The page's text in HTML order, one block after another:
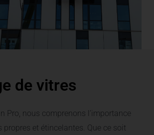
de vitres
Pro, nous comprenons l’importance
propres et étincelantes. Que ce soit